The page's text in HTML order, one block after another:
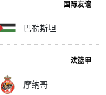
国际友谊
巴勒斯坦
法篮甲
摩纳哥